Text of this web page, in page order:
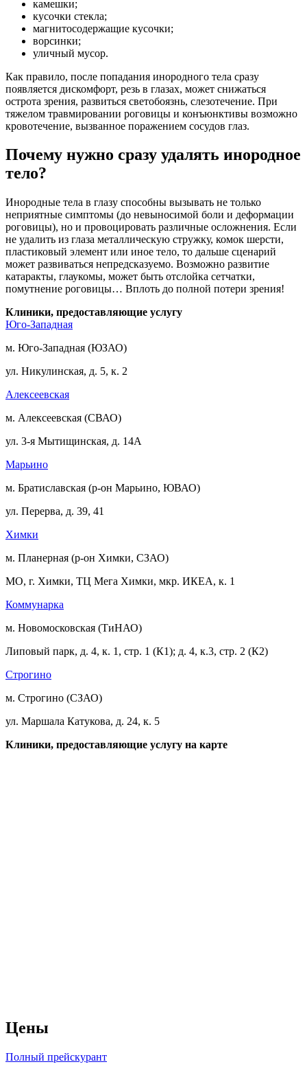
камешки;
кусочки стекла;
магнитосодержащие кусочки;
ворсинки;
уличный мусор.
Как правило, после попадания инородного тела сразу
появляется дискомфорт, резь в глазах, может снижаться
острота зрения, развиться светобоязнь, слезотечение. При
тяжелом травмировании роговицы и конъюнктивы возможно
кровотечение, вызванное поражением сосудов глаз.
Почему нужно сразу удалять инородное
тело?
Инородные тела в глазу способны вызывать не только
неприятные симптомы (до невыносимой боли и деформации
роговицы), но и провоцировать различные осложнения. Если
не удалить из глаза металлическую стружку, комок шерсти,
пластиковый элемент или иное тело, то дальше сценарий
может развиваться непредсказуемо. Возможно развитие
катаракты, глаукомы, может быть отслойка сетчатки,
помутнение роговицы… Вплоть до полной потери зрения!
Клиники, предоставляющие услугу
Юго-Западная
м. Юго-Западная (ЮЗАО)
ул. Никулинская, д. 5, к. 2
Алексеевская
м. Алексеевская (СВАО)
ул. 3-я Мытищинская, д. 14А
Марьино
м. Братиславская (р-он Марьино, ЮВАО)
ул. Перерва, д. 39, 41
Химки
м. Планерная (р-он Химки, СЗАО)
МО, г. Химки, ТЦ Мега Химки, мкр. ИКЕА, к. 1
Коммунарка
м. Новомосковская (ТиНАО)
Липовый парк, д. 4, к. 1, стр. 1 (К1); д. 4, к.3, стр. 2 (К2)
Строгино
м. Строгино (СЗАО)
ул. Маршала Катукова, д. 24, к. 5
Клиники, предоставляющие услугу на карте
Цены
Полный прейскурант